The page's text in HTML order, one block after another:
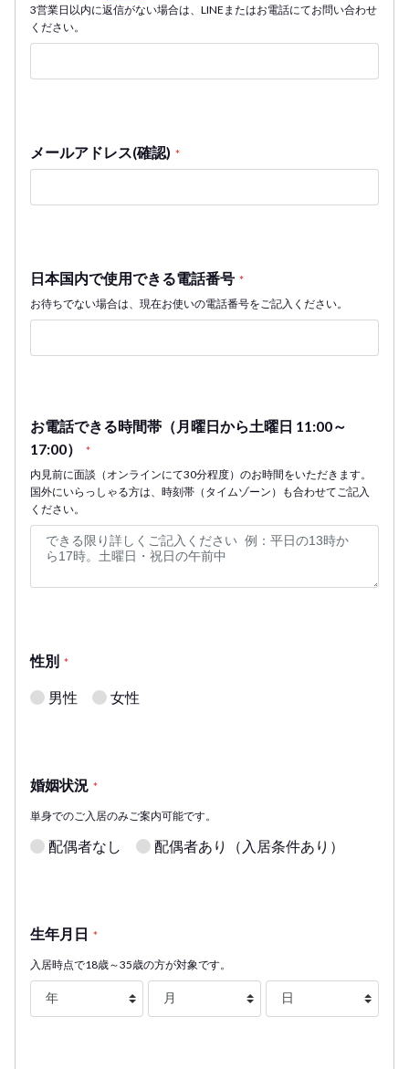
3営業日以内に返信がない場合は、LINEまたはお電話にてお問い合わせ
ください。
メールアドレス(確認) *
日本国内で使用できる電話番号 *
お待ちでない場合は、現在お使いの電話番号をご記入ください。
お電話できる時間帯（月曜日から土曜日 11:00～
17:00）
*
内見前に面談（オンラインにて30分程度）のお時間をいただきます。
国外にいらっしゃる方は、時刻帯（タイムゾーン）も合わせてご記入
ください。
性別 *
男性 女性
婚姻状況 *
単身でのご入居のみご案内可能です。
配偶者なし 配偶者あり（入居条件あり）
生年月日 *
入居時点で18歳～35歳の方が対象です。